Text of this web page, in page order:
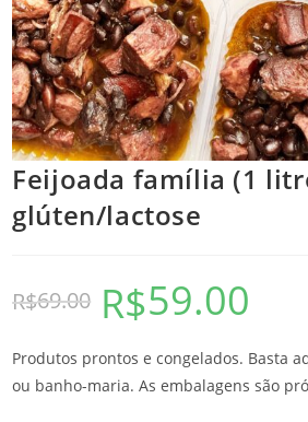
Feijoada família (1
glúten/lactose
R$69.00 R$59.00
Produtos prontos e congelados. Basta
ou banho-maria. As embalagens são